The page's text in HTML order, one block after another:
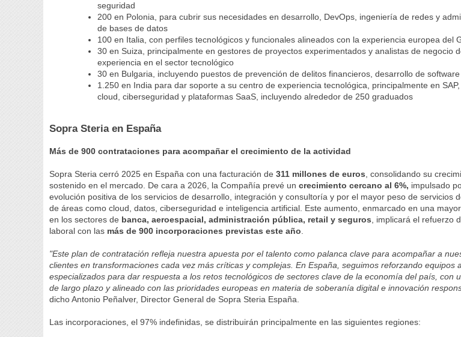
seguridad
200 en Polonia, para cubrir sus necesidades en desarrollo, DevOps, ingeniería de redes y
de bases de datos
100 en Italia, con perfiles tecnológicos y funcionales alineados con la experiencia europea del
30 en Suiza, principalmente en gestores de proyectos experimentados y analistas de negocio
experiencia en el sector tecnológico
30 en Bulgaria, incluyendo puestos de prevención de delitos financieros, desarrollo de
1.250 en India para dar soporte a su centro de experiencia tecnológica, principalmente en
cloud, ciberseguridad y plataformas SaaS, incluyendo alrededor de 250 graduados
Sopra Steria en España
Más de 900 contrataciones para acompañar el crecimiento de la actividad
Sopra Steria cerró 2025 en España con una facturación de 311 millones de euros , consolidando su
sostenido en el mercado. De cara a 2026, la Compañía prevé uncrecimiento cercano al 6%, impulsado
evolución positiva de los servicios de desarrollo, integración y consultoría y por el mayor peso de servicios
de áreas como cloud, datos, ciberseguridad e inteligencia artificial. Este aumento, enmarcado en una
en los sectores de banca, aeroespacial, administración pública, retail y seguros , implicará el refuerzo
laboral con las más de 900 incorporaciones previstas este año
"Este plan de contratación refleja nuestra apuesta por el talento como palanca clave para acompañar a
clientes en transformaciones cada vez más críticas y complejas. En España, seguimos reforzando equipos
especializados para dar respuesta a los retos tecnológicos de sectores clave de la economía del país, con
de largo plazo y alineado con las prioridades europeas en materia de soberanía digital e innovación
dicho Antonio Peñalver, Director General de Sopra Steria España.
Las incorporaciones, el 97% indefinidas, se distribuirán principalmente en las siguientes regiones: